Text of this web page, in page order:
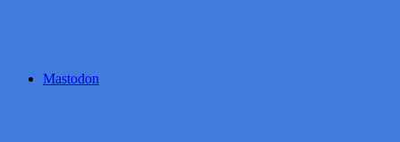
Mastodon